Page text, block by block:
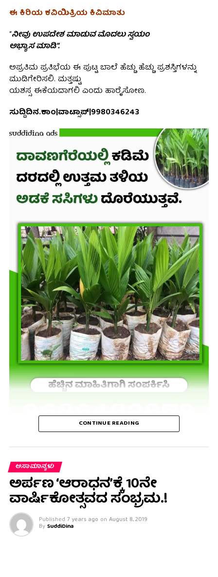
ಈ ಕಿರಿಯ ಕವಿಯಿತ್ರಿಯ ಕಿವಿಮಾತು
“ನೀವು ಉಪದೇಶ ಮಾಡುವ ಮೊದಲು ಸ್ವಯಂ
ಅಭ್ಯಾಸ ಮಾಡಿ”.
ಅಪ್ರತಿಮ ಪ್ರತಿಭೆಯ ಈ ಪುಟ್ಟ ಬಾಲೆ ಹೆಚ್ಚು ಹೆಚ್ಚು ಪ್ರಶಸ್ತಿಗಳನ್ನು
ಮುಡಿಗೇರಿಸಲಿ. ಮತ್ತಷ್ಟು
ಯಶಸ್ಸ ಈಕೆಯದಾಗಲಿ ಎಂದು ಹಾರೈಸೋಣ.
ಸುದ್ದಿದಿನ.ಕಾಂ|ವಾಟ್ಸಾಪ್|9980346243
CONTINUE READING
ಅಸಾಮಾನ್ಯಳು
ಅರ್ಪಣ ‘ಆರಾಧನ’ಕ್ಕೆ 10ನೇ
ವಾರ್ಷಿಕೋತ್ಸವದ ಸಂಭ್ರಮ.!
Published 7 years ago on August 8, 2019
By SuddiDina